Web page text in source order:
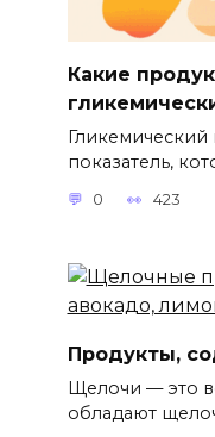
Какие
Гликемический
показатель,
0 423
Продукты,
Щелочи — это
обладают